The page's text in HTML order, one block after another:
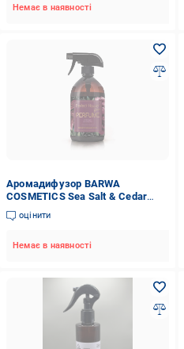
Немає в наявності
Аромадифузор BARWA
COSMETICS Sea Salt & Cedar
Wood Perfect House 500 мл
(5902305007041)
оцінити
Немає в наявності